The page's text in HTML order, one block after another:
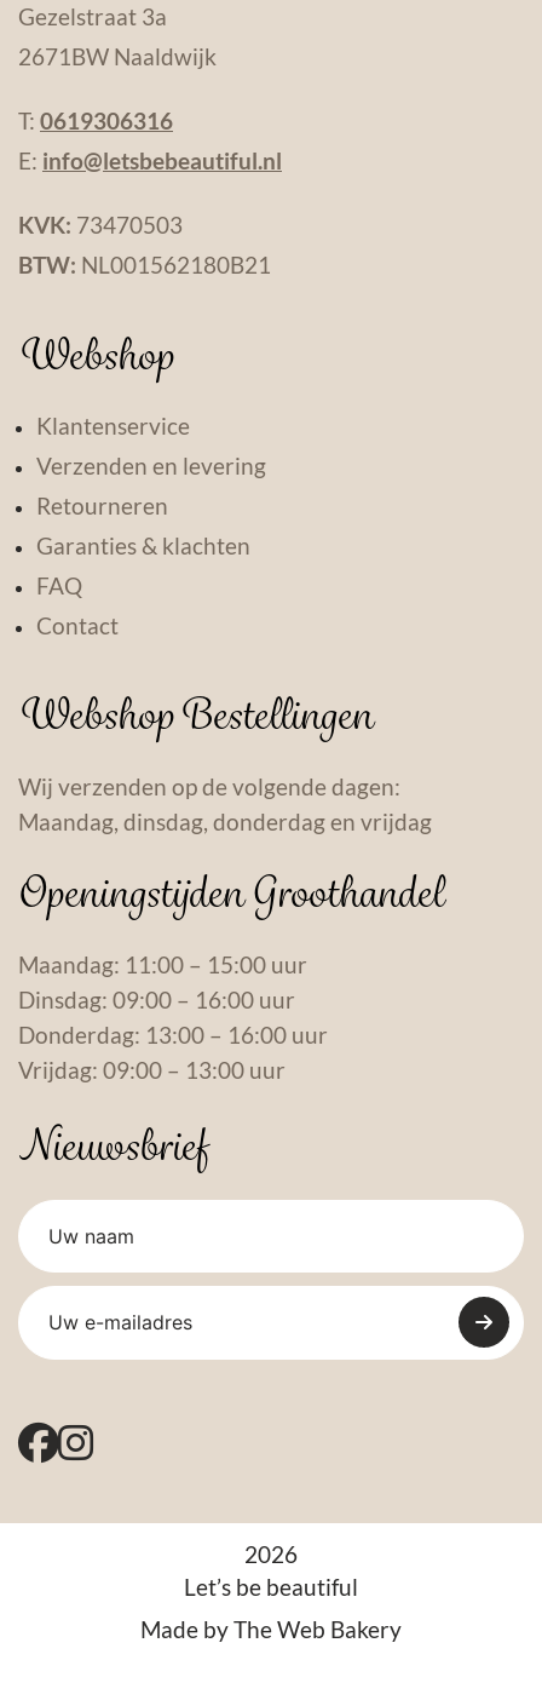
Gezelstraat 3a
2671BW Naaldwijk
T: 0619306316
E: info@letsbebeautiful.nl
KVK: 73470503
BTW: NL001562180B21
Webshop
Klantenservice
Verzenden en levering
Retourneren
Garanties & klachten
FAQ
Contact
Webshop Bestellingen
Wij verzenden op de volgende dagen:
Maandag, dinsdag, donderdag en vrijdag
Openingstijden Groothandel
Maandag: 11:00 – 15:00 uur
Dinsdag: 09:00 – 16:00 uur
Donderdag: 13:00 – 16:00 uur
Vrijdag: 09:00 – 13:00 uur
Nieuwsbrief
2026
Let’s be beautiful
Made byThe Web Bakery